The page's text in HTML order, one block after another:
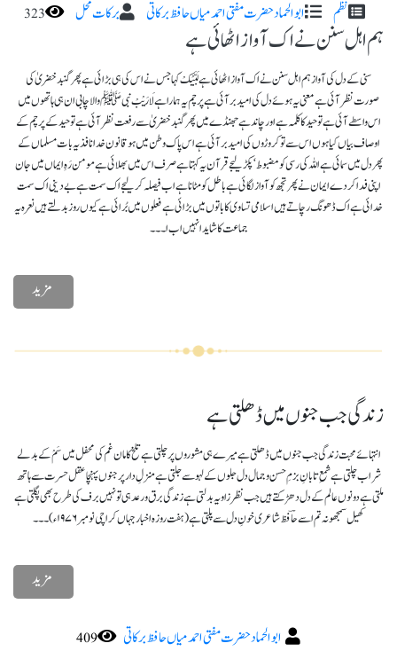
نظم ابو الحماد حضرت مفتی احمد میاں حافظ برکاتی برکات محل 323
ہم اہل سنن نے اک آواز اٹھائی ہے
سنی کے دل کی آواز ہم اہل سنن نے اک آواز اٹھائی ہے لَبَّیْکْ کہا جس نے اس کی ہی بڑائی ہے پھر گنبد خضریٰ کی
صورت نظر آئی ہے معنی یہ ہوئے دل کی امید بر آئی ہے پرچم یہ ہمارا ہے لَارَیْبْ نبی ﷺ والا چابی ان ہی ہاتھوں میں
اس واسطے آئی ہے توحید کا کلمہ ہے اور چاند ہے جھنڈے میں پھر گنبد خضریٰ سے رفعت نظر آئی ہے توحید کے پرچم کے
اوصاف بیاں کیا ہوں اس سے تو کروڑوں کی امید بر آئی ہے اس پاک وطن میں ہو قانون خدا نافذ یہ بات مسلماں کے
پھر دل میں سمائی ہے اللہ کی رسی کو مضبوط ‘ پکڑ لیجے قرآن یہ کہتا ہے صرف اس میں بھلائی ہے مومن رَہِ ایماں میں جان
اپنی فدا کردے ایمان نے پھر تجھ کو آواز لگائی ہے باطل کو مٹانا ہے اب فیصلہ کر لیجے اک سمت ہے بے دینی اک سمت
خدائی ہے اک ڈھونگ رچاتے ہیں اسلامی تساوی کا باتوں میں بڑائی ہے فعلوں میں بُرائی ہے کیوں روز بدلتے ہیں نعرہ یہ
جماعت کا شاید انہیں اب ا۔۔۔
مزید
زندگی جب جنوں میں ڈھلتی ہے
انتہائے محبت زندگی جب جنوں میں ڈھلتی ہے میرے ہی مشوروں پر چلتی ہے تلخ کا مان غم کی محفل میں سَمْ کے بدلے
شراب چلتی ہے شمعِ تابانِ بزمِ حسن و جمال دل جلوں کے لہو سے جلتی ہے منزلِ دار پر جنوں پہنچا عقل حسرت سے ہاتھ
ملتی ہے دونوں عالم کے دل دھڑکتے ہیں جب نظر زاویہ بدلتی ہے زندگی برق و رعد ہی تو نہیں برف کی طرح بھی پگلتی ہے
کھیل سمجھو نہ تم اسے حاؔفظ شاعری خونِ دل سے پلتی ہے (ہفت روزہ اخبار جہاں کراچی نومبر ۱۹۷۶ء)۔۔۔
مزید
ابو الحماد حضرت مفتی احمد میاں حافظ برکاتی